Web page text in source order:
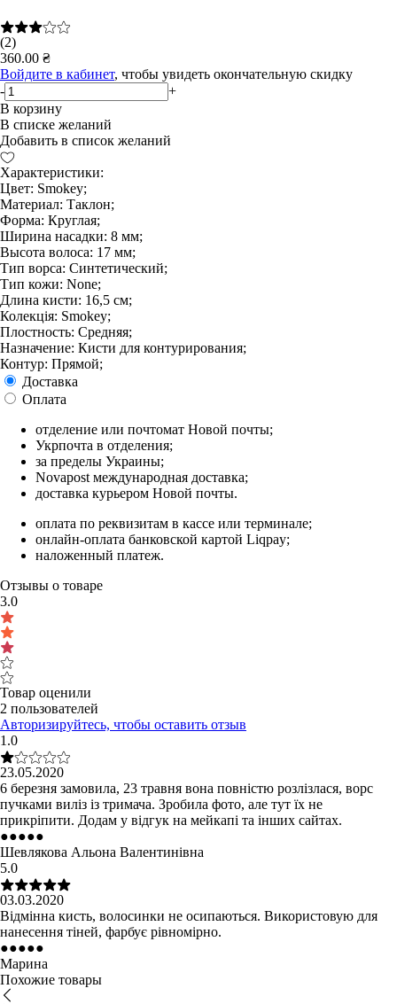
(2)
360.00 ₴
Войдите в кабинет, чтобы увидеть окончательную скидку
-
+
В корзину
В списке желаний
Добавить в список желаний
Характеристики:
Цвет: Smokey;
Материал: Таклон;
Форма: Круглая;
Ширина насадки: 8 мм;
Высота волоса: 17 мм;
Тип ворса: Синтетический;
Тип кожи: None;
Длина кисти: 16,5 см;
Колекція: Smokey;
Плостность: Средняя;
Назначение: Кисти для контурирования;
Контур: Прямой;
Доставка
Оплата
отделение или почтомат Новой почты;
Укрпочта в отделения;
за пределы Украины;
Novapost международная доставка;
доставка курьером Новой почты.
оплата по реквизитам в кассе или терминале;
онлайн-оплата банковской картой Liqpay;
наложенный платеж.
Отзывы о товаре
3.0
Товар оценили
2 пользователей
Авторизируйтесь, чтобы оставить отзыв
1.0
23.05.2020
6 березня замовила, 23 травня вона повністю розлізлася, ворс
пучками виліз із тримача. Зробила фото, але тут їх не
прикріпити. Додам у відгук на мейкапі та інших сайтах.
●●●●●
Шевлякова Альона Валентинівна
5.0
03.03.2020
Відмінна кисть, волосинки не осипаються. Використовую для
нанесення тіней, фарбує рівномірно.
●●●●●
Марина
Похожие товары